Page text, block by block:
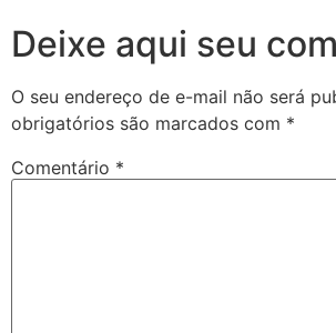
Deixe aqui seu
O seu endereço de e-mail não será
obrigatórios são marcados com *
Comentário *